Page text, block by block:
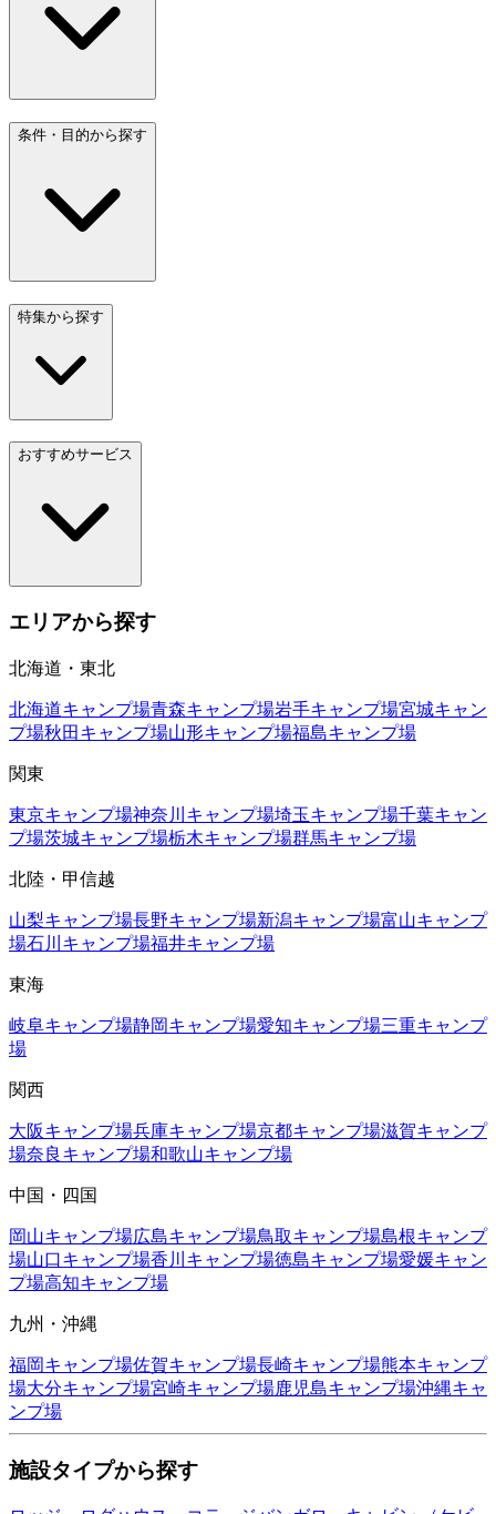
条件・目的から探す
特集から探す
おすすめサービス
エリアから探す
北海道・東北
北海道キャンプ場青森キャンプ場岩手キャンプ場宮城キャン
プ場秋田 キャンプ場山形キャンプ場福島キャンプ場
関東
東京キャンプ場神奈川 キャンプ場埼玉キャンプ場千葉キャン
プ場茨城キャンプ場栃木キャンプ場群馬キャンプ場
北陸・甲信越
山梨キャンプ場長野キャンプ場新潟キャンプ場富山キャンプ
場石川 キャンプ場福井キャンプ場
東海
岐阜キャンプ場静岡キャンプ場愛知キャンプ場三重キャンプ
場
関西
大阪キャンプ場兵庫キャンプ場京都キャンプ場滋賀キャンプ
場奈良 キャンプ場和歌山キャンプ場
中国・四国
岡山キャンプ場広島キャンプ場鳥取キャンプ場島根キャンプ
場山口キャンプ場香川 キャンプ場徳島キャンプ場愛媛キャン
プ場高知キャンプ場
九州・沖縄
福岡キャンプ場佐賀キャンプ場長崎キャンプ場熊本キャンプ
場大分キャンプ場宮崎キャンプ場鹿児島キャンプ場沖縄キャ
ンプ場
施設タイプから探す